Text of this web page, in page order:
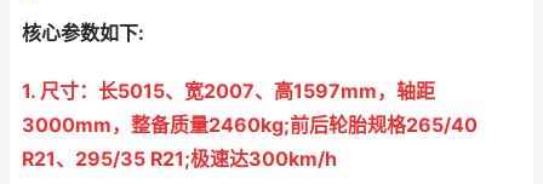
核心参数如下:
1. 尺寸：长5015、宽2007、高1597mm，轴距
3000mm，整备质量2460kg;前后轮胎规格265/40
R21、295/35 R21;极速达300km/h